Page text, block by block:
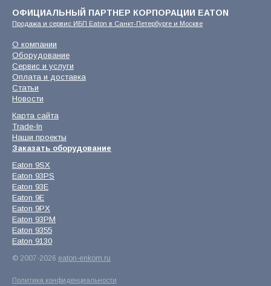
ОФИЦИАЛЬНЫЙ ПАРТНЕР КОРПОРАЦИИ EATON
Продажа и сервис ИБП Eaton в Санкт-Петербурге и Москве
О компании
Оборудование
Сервис и услуги
Оплата и доставка
Статьи
Новости
Карта сайта
Trade-In
Наши проекты
Заказать оборудование
Eaton 9SX
Eaton 93PS
Eaton 93E
Eaton 9E
Eaton 9PX
Eaton 93PM
Eaton 9355
Eaton 9130
© 2007-2026 eaton-enkom.ru
Политика конфиденциальности